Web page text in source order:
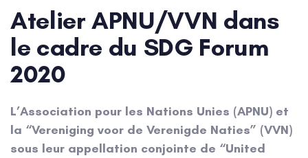
Atelier APNU/VVN dans
le cadre du SDG Forum
2020
L’Association pour les Nations Unies (APNU) et
la “Vereniging voor de Verenigde Naties” (VVN)
sous leur appellation conjointe de “United